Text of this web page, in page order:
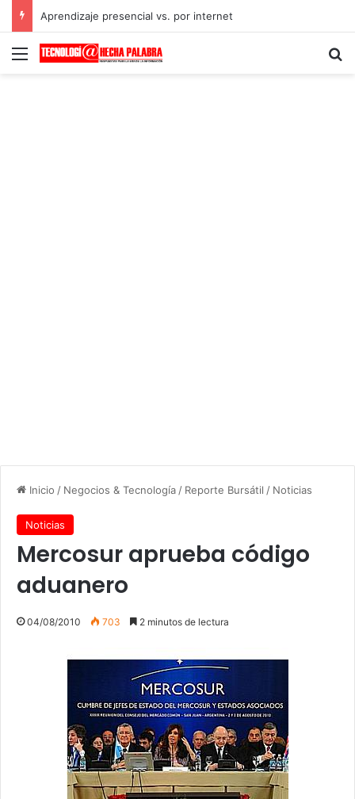
Aprendizaje presencial vs. por internet
Menú
Inicio / Negocios & Tecnología / Reporte Bursátil / Noticias
Noticias
Mercosur aprueba código
aduanero
04/08/2010 703 2 minutos de lectura